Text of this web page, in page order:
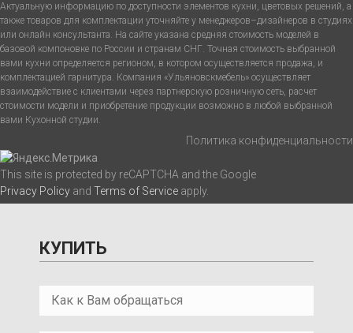
Актуальную информацию по доступности элементов кухни, цветовых решений, а
также товаров для комплектации уточняйте у менеджеров–дизайнеров в студиях
или онлайн консультанта. На сайте указана средняя стоимость моделей в
базовой компоновке по России и странам СНГ. Точная стоимость выбранной
вами кухни определяется регионом, в котором осуществляется продажа, и
комплектацией гарнитура. Компания «Ульяновскмебель» осуществляет
взаимодействие с клиентами через партнерскую розничную сеть, расчет
стоимости модели и приобретение продукции возможно в любой выбранной
вами Кухонной студии.
Политика конфиденциальности
This site is protected by reCAPTCHA and the Google
Privacy Policy and Terms of Service apply.
КУПИТЬ